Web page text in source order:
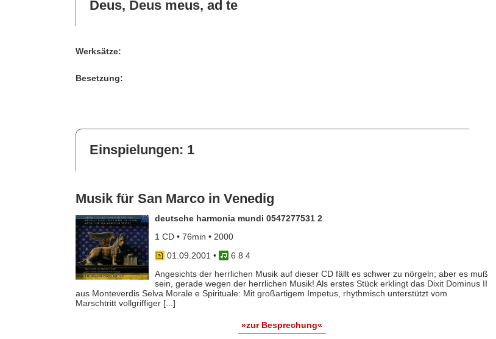
Deus, Deus meus, ad te
Werksätze:
Besetzung:
Einspielungen: 1
Musik für San Marco in Venedig
deutsche harmonia mundi 0547277531 2
1 CD • 76min • 2000
01.09.2001 •
6 8 4
Angesichts der herrlichen Musik auf dieser CD fällt es schwer zu nörgeln; aber es muß
sein, gerade wegen der herrlichen Musik! Als erstes Stück erklingt das Dixit Dominus II
aus Monteverdis Selva Morale e Spirituale: Mit großartigem Impetus, rhythmisch unterstützt vom
Marschtritt vollgriffiger [...]
»zur Besprechung«